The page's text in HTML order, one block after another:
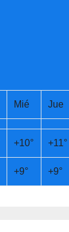
Mié Jue
+10° +11°
+9° +9°